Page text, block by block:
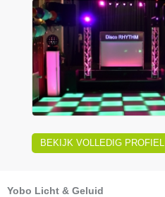
BEKIJK VOLLEDIG PROFIEL
Yobo Licht & Geluid